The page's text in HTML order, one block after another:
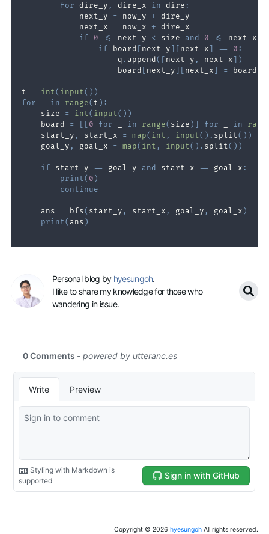
for dire_y , dire_x in dire :
            next_y
= now_y +
            next_x
= now_x +
if
0 <= next_y < size and 0 <= next_x
if board [ next_y ] [ next_x ] == 0 :
                    q
. append ( [ next_y , next_x ] )
                    board
[ next_y ] [ next_x ] = board
t = int( input( ) )
for
in range( t ) :
    size
= int( input( ) )
    board
= [ [ 0 for in range( size ) ] for in
    start_y
, start_x = map( int , input( ) . split( ) )
    goal_y
, goal_x = map( int , input( ) . split( ) )
if start_y == goal_y and start_x == goal_x :
print( 0 )
continue
    ans
= bfs( start_y , start_x , goal_y , goal_x )
print( ans )
Personal blog by hyesungoh.
I like to share my knowledge for those who
wandering in issue.
Copyright © 2026 hyesungoh All rights reserved.